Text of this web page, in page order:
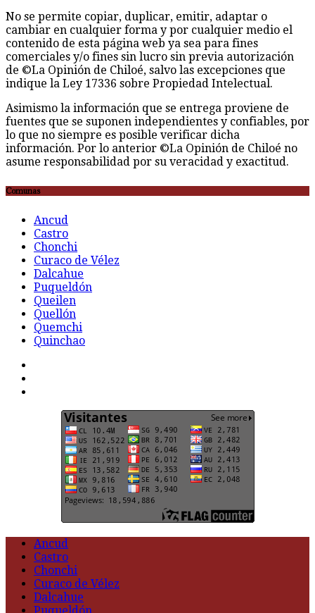
No se permite copiar, duplicar, emitir, adaptar o
cambiar en cualquier forma y por cualquier medio el
contenido de esta página web ya sea para fines
comerciales y/o fines sin lucro sin previa autorización
de ©La Opinión de Chiloé, salvo las excepciones que
indique la Ley 17336 sobre Propiedad Intelectual.
Asimismo la información que se entrega proviene de
fuentes que se suponen independientes y confiables, por
lo que no siempre es posible verificar dicha
información. Por lo anterior ©La Opinión de Chiloé no
asume responsabilidad por su veracidad y exactitud.
Comunas
Ancud
Castro
Chonchi
Curaco de Vélez
Dalcahue
Puqueldón
Queilen
Quellón
Quemchi
Quinchao
Ancud
Castro
Chonchi
Curaco de Vélez
Dalcahue